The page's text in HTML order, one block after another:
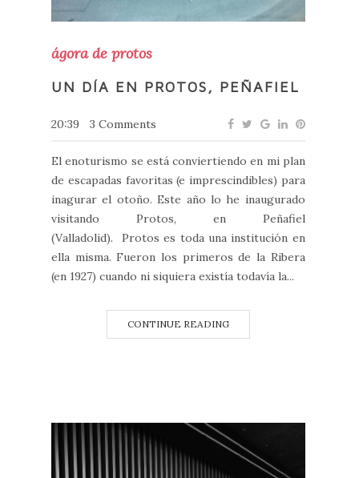
ágora de protos
UN DÍA EN PROTOS, PEÑAFIEL
20:39 3 Comments
El enoturismo se está conviertiendo en mi plan
de escapadas favoritas (e imprescindibles) para
inagurar el otoño. Este año lo he inaugurado
visitando Protos, en Peñafiel
(Valladolid). Protos es toda una institución en
ella misma. Fueron los primeros de la Ribera
(en 1927) cuando ni siquiera existía todavía la...
CONTINUE READING